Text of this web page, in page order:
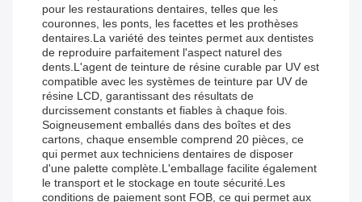
pour les restaurations dentaires, telles que les
couronnes, les ponts, les facettes et les prothèses
dentaires.La variété des teintes permet aux dentistes
de reproduire parfaitement l'aspect naturel des
dents.L'agent de teinture de résine curable par UV est
compatible avec les systèmes de teinture par UV de
résine LCD, garantissant des résultats de
durcissement constants et fiables à chaque fois.
Soigneusement emballés dans des boîtes et des
cartons, chaque ensemble comprend 20 pièces, ce
qui permet aux techniciens dentaires de disposer
d'une palette complète.L'emballage facilite également
le transport et le stockage en toute sécurité.Les
conditions de paiement sont FOB, ce qui permet aux